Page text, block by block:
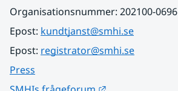
Organisationsnummer: 202100-0696
Epost: kundtjanst@smhi.se
Epost: registrator@smhi.se
Press